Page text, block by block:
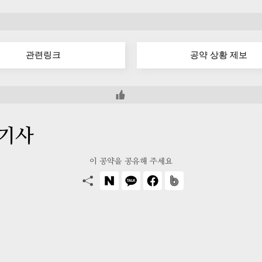
관련링크 공약 상황 제보
사
이 공약을 공유해 주세요